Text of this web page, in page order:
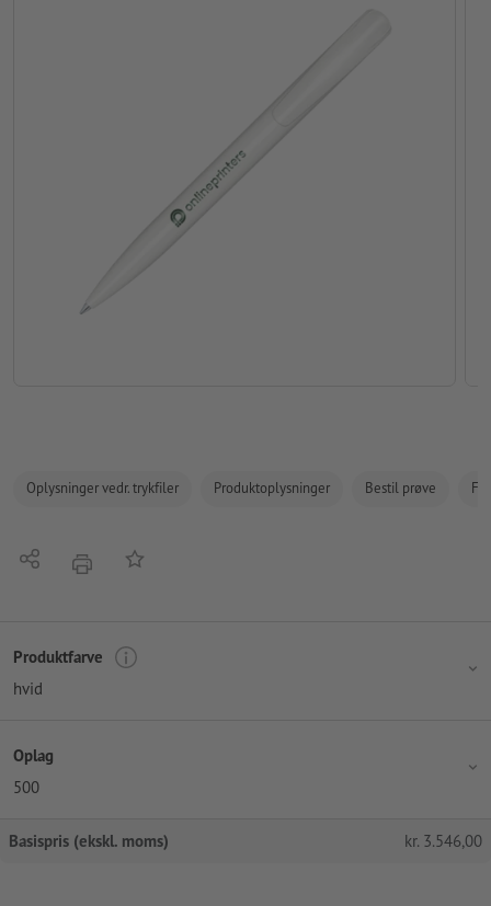
Oplysninger vedr. trykfiler Produktoplysninger Bestil prøve
Del tryk Tilføj til huskelisten
Produktfarve
hvid
Oplag
500
Basispris (ekskl. moms) kr. 3.546,00